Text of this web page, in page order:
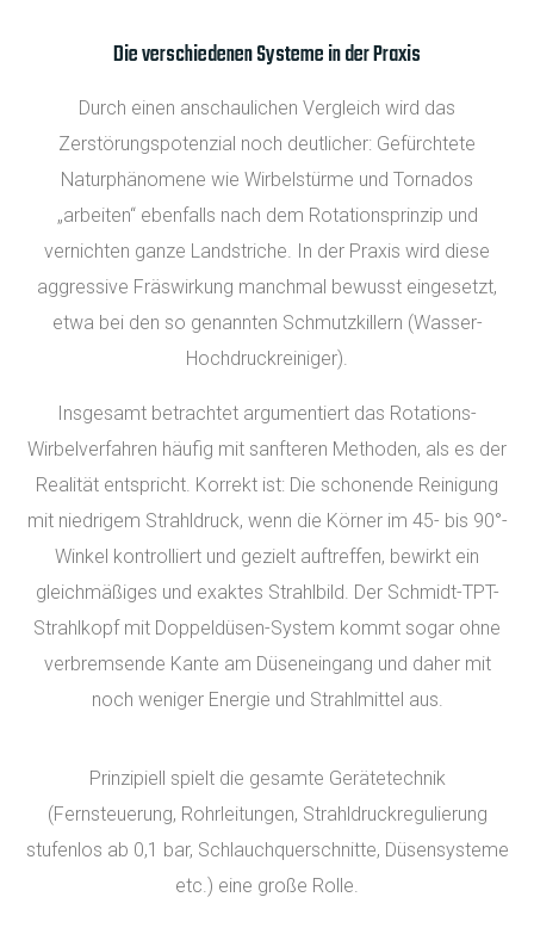
Die verschiedenen Systeme in der Praxis
Durch einen anschaulichen Vergleich wird das
Zerstörungspotenzial noch deutlicher: Gefürchtete
Naturphänomene wie Wirbelstürme und Tornados
„arbeiten“ ebenfalls nach dem Rotationsprinzip und
vernichten ganze Landstriche. In der Praxis wird diese
aggressive Fräswirkung manchmal bewusst eingesetzt,
etwa bei den so genannten Schmutzkillern (Wasser-
Hochdruckreiniger).
Insgesamt betrachtet argumentiert das Rotations-
Wirbelverfahren häufig mit sanfteren Methoden, als es der
Realität entspricht. Korrekt ist: Die schonende Reinigung
mit niedrigem Strahldruck, wenn die Körner im 45- bis 90°-
Winkel kontrolliert und gezielt auftreffen, bewirkt ein
gleichmäßiges und exaktes Strahlbild. Der Schmidt-TPT-
Strahlkopf mit Doppeldüsen-System kommt sogar ohne
verbremsende Kante am Düseneingang und daher mit
noch weniger Energie und Strahlmittel aus.
Prinzipiell spielt die gesamte Gerätetechnik
(Fernsteuerung, Rohrleitungen, Strahldruckregulierung
stufenlos ab 0,1 bar, Schlauchquerschnitte, Düsensysteme
etc.) eine große Rolle.